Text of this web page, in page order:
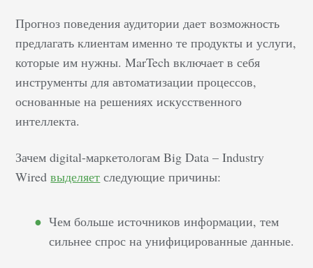
в том, что там могут
ранжироваться не
только
информационные
статьи, но и видео с
магазинов и других
сайтов в
источников
потенциального
Прогноз поведения аудитории дает возможность
предлагать клиентам именно те продукты и услуги,
которые им нужны. MarTech включает в себя
инструменты для автоматизации процессов,
основанные на решениях искусственного
интеллекта.
Зачем digital-маркетологам Big Data – Industry
Wiredвыделяет следующие причины:
Чем больше источников информации, тем
сильнее спрос на унифицированные данные.